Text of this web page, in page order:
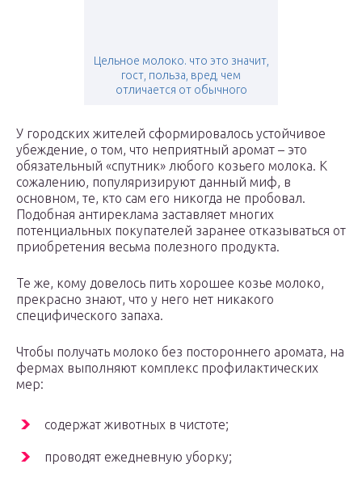
Цельное молоко. что это значит,
гост, польза, вред, чем
отличается от обычного
У городских жителей сформировалось устойчивое
убеждение, о том, что неприятный аромат – это
обязательный «спутник» любого козьего молока. К
сожалению, популяризируют данный миф, в
основном, те, кто сам его никогда не пробовал.
Подобная антиреклама заставляет многих
потенциальных покупателей заранее отказываться от
приобретения весьма полезного продукта.
Те же, кому довелось пить хорошее козье молоко,
прекрасно знают, что у него нет никакого
специфического запаха.
Чтобы получать молоко без постороннего аромата, на
фермах выполняют комплекс профилактических
мер:
содержат животных в чистоте;
проводят ежедневную уборку;